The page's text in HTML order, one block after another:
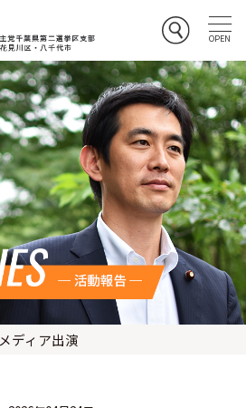
メディア出演